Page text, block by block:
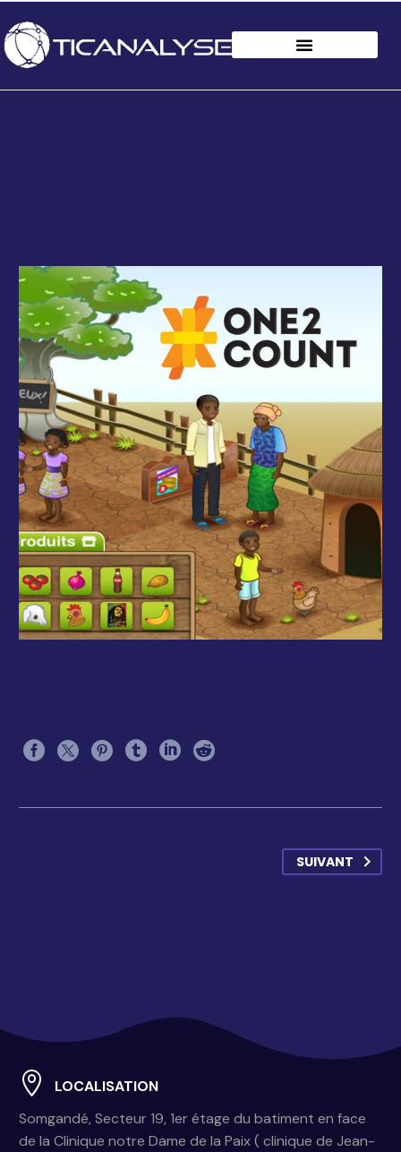
SUIVANT
LOCALISATION
Somgandé, Secteur 19, 1er étage du batiment en face
de la Clinique notre Dame de la Paix ( clinique de Jean-